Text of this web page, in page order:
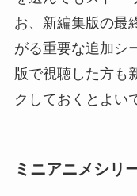
お、新編集版の最
がる重要な追加シ
版で視聴した方も
クしておくとよい
ミニアニメシリ